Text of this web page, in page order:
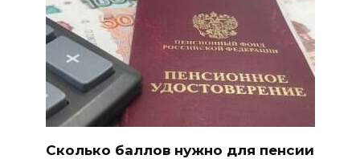
Сколько баллов нужно для пенсии